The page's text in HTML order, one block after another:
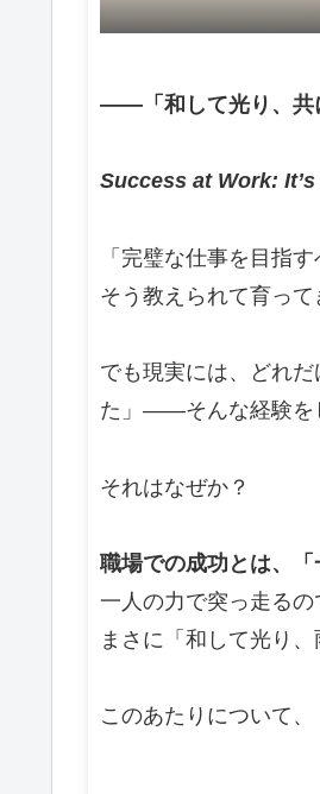
――「和して光り、共
Success at Work:
「完璧な仕事を目指す
そう教えられて育って
でも現実には、どれ
た」――そんな経験を
それはなぜか？
職場での成功とは、
一人の力で突っ走るの
まさに「和して光り
このあたりについて、